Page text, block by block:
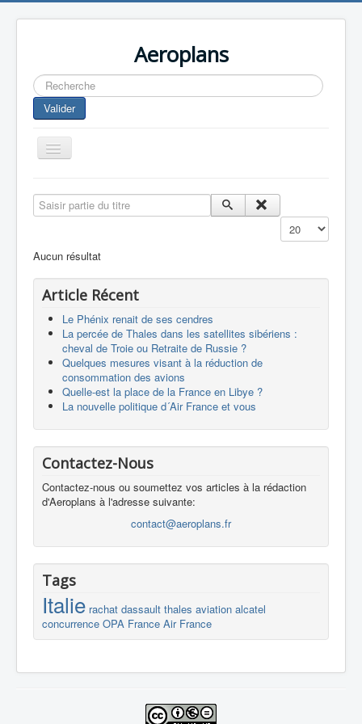
Aeroplans
Rechercher
Valider
Toggle
Navigation
Aviation Commerciale
Europespace
Drones
Saisir partie du titre
Affichage #
Aucun résultat
Article Récent
Le Phénix renait de ses cendres
La percée de Thales dans les satellites sibériens :
cheval de Troie ou Retraite de Russie ?
Quelques mesures visant à la réduction de
consommation des avions
Quelle-est la place de la France en Libye ?
La nouvelle politique d´Air France et vous
Contactez-Nous
Contactez-nous ou soumettez vos articles à la rédaction
d'Aeroplans à l'adresse suivante:
contact@aeroplans.fr
Tags
Italie rachat dassault thales aviation alcatel
concurrence OPA France Air France